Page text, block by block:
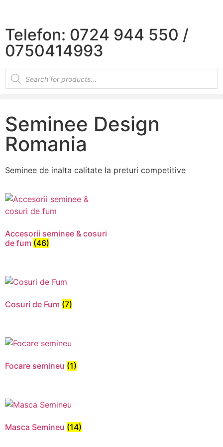
Telefon: 0724 944 550 /
0750414993
Seminee Design
Romania
Seminee de inalta calitate la preturi competitive
Accesorii seminee & cosuri
de fum (46)
Cosuri de Fum (7)
Focare semineu (1)
Masca Semineu (14)
cookie-uri
opționale.